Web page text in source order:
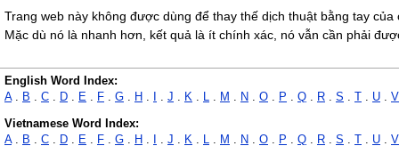
Trang web này không được dùng để thay thế dịch thuật bằng tay
Mặc dù nó là nhanh hơn, kết quả là ít chính xác, nó vẫn cần phải
English Word Index:
A. B C D E F G H J K M N O P Q R S T U V
Vietnamese Word Index:
A. B . C . D . E . F . G . H . . J . K . L . M . N . O . P . Q . R . S . . U . V